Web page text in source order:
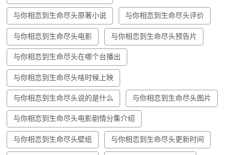
与你相恋到生命尽头原著小说 与你相恋到生命尽头评价
与你相恋到生命尽头电影 与你相恋到生命尽头预告片
与你相恋到生命尽头在哪个台播出
与你相恋到生命尽头啥时候上映
与你相恋到生命尽头说的是什么 与你相恋到生命尽头图片
与你相恋到生命尽头电影剧情分集介绍
与你相恋到生命尽头壁纸 与你相恋到生命尽头更新时间